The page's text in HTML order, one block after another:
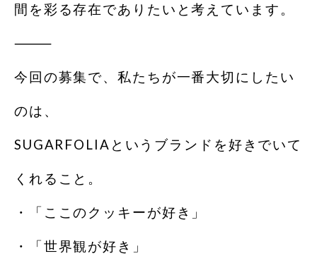
間を彩る存在でありたいと考えています。
⸻
今回の募集で、私たちが一番大切にしたい
のは、
SUGARFOLIAというブランドを好きでいて
くれること。
・「ここのクッキーが好き」
・「世界観が好き」